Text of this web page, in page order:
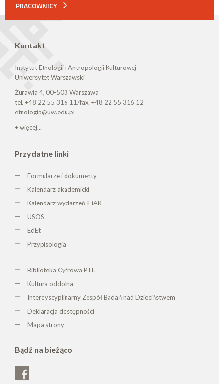
PRACOWNICY
Kontakt
Instytut Etnologii i Antropologii Kulturowej
Uniwersytet Warszawski
Żurawia 4, 00-503 Warszawa
tel. +48 22 55 316 11/fax. +48 22 55 316 12
etnologia@uw.edu.pl
+ więcej...
Przydatne linki
Formularze i dokumenty
Kalendarz akademicki
Kalendarz wydarzeń IEiAK
USOS
EdEt
Przypisologia
Biblioteka Cyfrowa PTL
Kultura oddolna
Interdyscyplinarny Zespół Badań nad Dzieciństwem
Deklaracja dostępności
Mapa strony
Bądź na bieżąco